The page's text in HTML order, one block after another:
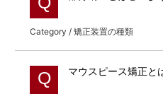
Category / 矯正装置の種類
Q マウスピース矯正と